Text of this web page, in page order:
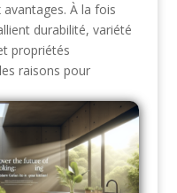
À la fois
durabilité, variété
propriétés
raisons pour